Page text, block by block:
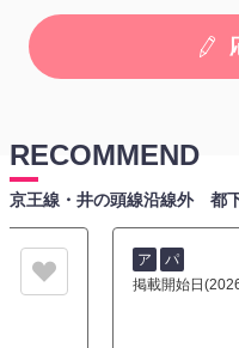
RECOMMEND
京王線・井の頭線沿線外 都
ア
パ
掲載開始日